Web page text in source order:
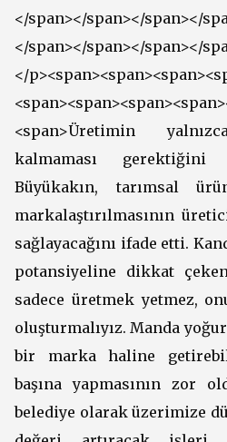
</span></span></span></
</span></span></span></
</
<span>Üretimin
kalmaması gerektiğini
Büyükakın, tarımsal
markalaştırılmasının
sağlayacağını ifade etti.
potansiyeline dikkat çeken
sadece üretmek yetmez,
oluşturmalıyız. Manda
bir marka haline
başına yapmasının zor
belediye olarak üzerimize